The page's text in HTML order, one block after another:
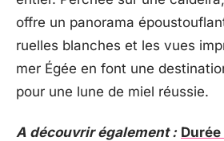
offre un panorama
ruelles blanches et les vues
mer Égée en font une
pour une lune de miel réussie.
A découvrir également :